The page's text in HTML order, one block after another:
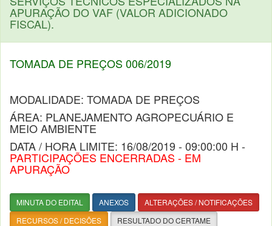
APURAÇÃO DO VAF (VALOR ADICIONADO
FISCAL).
TOMADA DE PREÇOS 006/2019
MODALIDADE: TOMADA DE PREÇOS
ÁREA: PLANEJAMENTO AGROPECUÁRIO E
MEIO AMBIENTE
DATA / HORA LIMITE: 16/08/2019 - 09:00:00 H -
PARTICIPAÇÕES ENCERRADAS - EM
APURAÇÃO
MINUTA DO EDITAL ANEXOS
ALTERAÇÕES / NOTIFICAÇÕES
RECURSOS / DECISÕES
RESULTADO DO CERTAME